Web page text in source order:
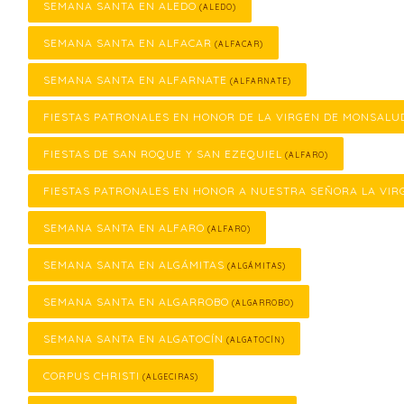
SEMANA SANTA EN ALEDO (ALEDO)
SEMANA SANTA EN ALFACAR (ALFACAR)
SEMANA SANTA EN ALFARNATE (ALFARNATE)
FIESTAS PATRONALES EN HONOR DE LA VIRGEN DE
FIESTAS DE SAN ROQUE Y SAN EZEQUIEL (ALFARO)
FIESTAS PATRONALES EN HONOR A NUESTRA SEÑORA LA
SEMANA SANTA EN ALFARO (ALFARO)
SEMANA SANTA EN ALGÁMITAS (ALGÁMITAS)
SEMANA SANTA EN ALGARROBO (ALGARROBO)
SEMANA SANTA EN ALGATOCÍN (ALGATOCÍN)
CORPUS CHRISTI (ALGECIRAS)